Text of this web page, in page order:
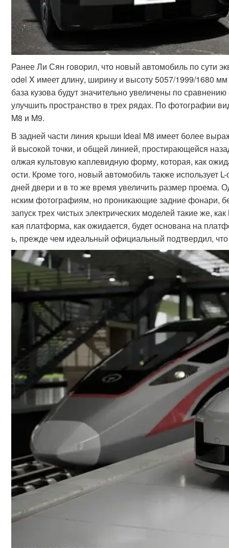
Ранее Ли Сян говорил, что новый автомобиль по сути
odel X имеет длину, ширину и высоту 5057/1999/1680
база кузова будут значительно увеличены по
улучшить пространство в трех рядах. По фотографии
M8 и M9.
В задней части линия крыши Ideal M8 имеет более
й высокой точки, и общей линией, простирающейся
олжая культовую каплевидную форму, которая, как
ости. Кроме того, новый автомобиль также использует
дней двери и в то же время увеличить размер проема.
нским фотографиям, но проникающие задние фонари,
запуск трех чистых электрических моделей такие же,
кая платформа, как ожидается, будет основана на
ь, прежде чем идеальный официальный подтвердил,